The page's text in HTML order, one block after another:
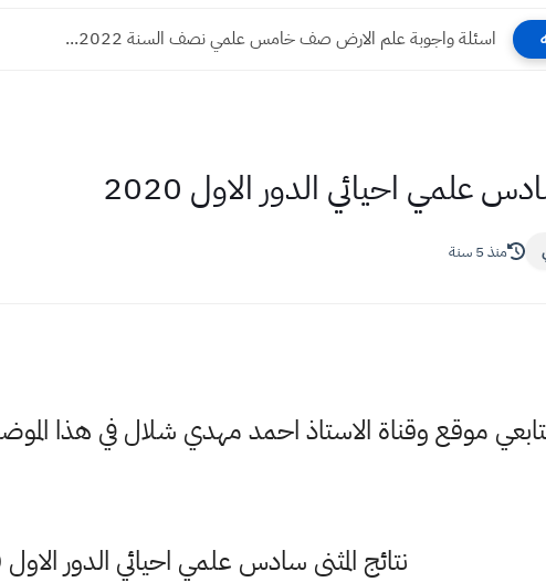
اسئلة واجوبة علم الارض صف خامس علمي نصف السنة 2022...
علمي احيائي الدور الاول 2020
منذ 5 سنة
موقع وقناة الاستاذ احمد مهدي شلال في هذا
نتائج المثنى سادس علمي احيائي الدور الاول 2020